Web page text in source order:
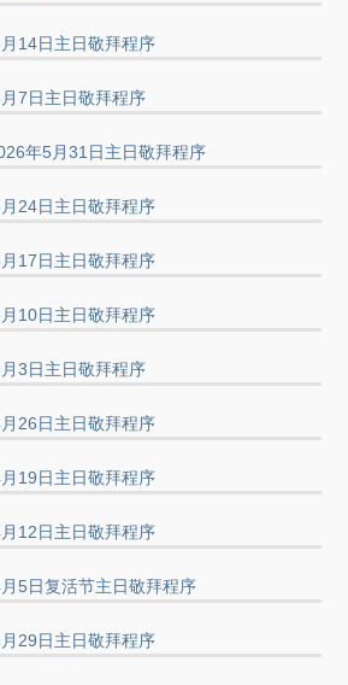
14日主日敬拜程序
7日主日敬拜程序
年5月31日主日敬拜程序
24日主日敬拜程序
17日主日敬拜程序
10日主日敬拜程序
3日主日敬拜程序
26日主日敬拜程序
19日主日敬拜程序
12日主日敬拜程序
5日复活节主日敬拜程序
29日主日敬拜程序